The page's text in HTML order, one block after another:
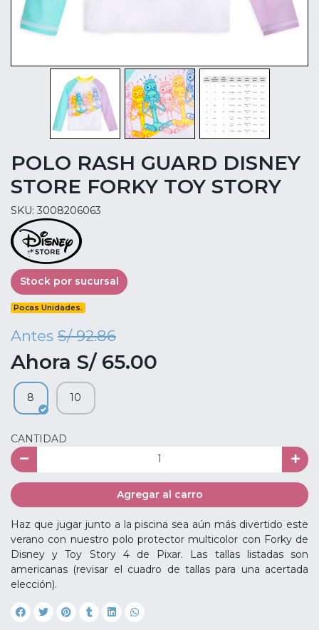
POLO RASH GUARD DISNEY
STORE FORKY TOY STORY
SKU: 3008206063
Stock por sucursal
Pocas Unidades.
Antes S/ 92.86
Ahora S/ 65.00
8 10
CANTIDAD
Agregar al carro
Haz que jugar junto a la piscina sea aún más divertido este
verano con nuestro polo protector multicolor con Forky de
Disney y Toy Story 4 de Pixar. Las tallas listadas son
americanas (revisar el cuadro de tallas para una acertada
elección).